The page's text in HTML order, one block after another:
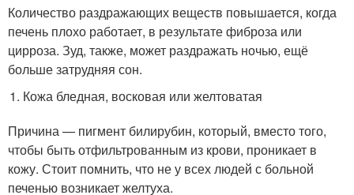
Количество раздражающих веществ повышается, когда
печень плохо работает, в результате фиброза или
цирроза. Зуд, также, может раздражать ночью, ещё
больше затрудняя сон.
Кожа бледная, восковая или желтоватая
Причина — пигмент билирубин, который, вместо того,
чтобы быть отфильтрованным из крови, проникает в
кожу. Стоит помнить, что не у всех людей с больной
печенью возникает желтуха.